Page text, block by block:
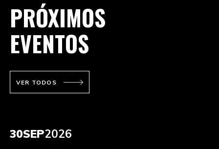
PRÓXIMOS
EVENTOS
VER TODOS
30SEP2026